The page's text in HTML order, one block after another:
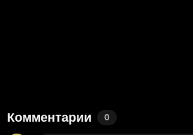
Комментарии 0